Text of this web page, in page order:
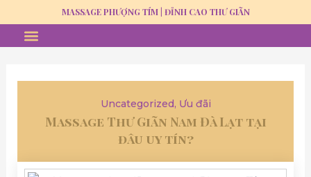
to
content
MASSAGE PHƯỢNG TÍM | ĐỈNH CAO THƯ GIÃN
Menu
Uncategorized, Ưu đãi
Massage Thư Giãn Nam Đà Lạt tại
đâu uy tín?